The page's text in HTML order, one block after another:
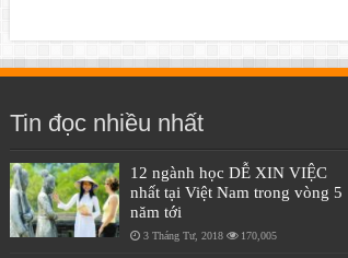
Tin đọc nhiều nhất
12 ngành học DỄ XIN VIỆC
nhất tại Việt Nam trong vòng 5
năm tới
3 Tháng Tư, 2018 170,005